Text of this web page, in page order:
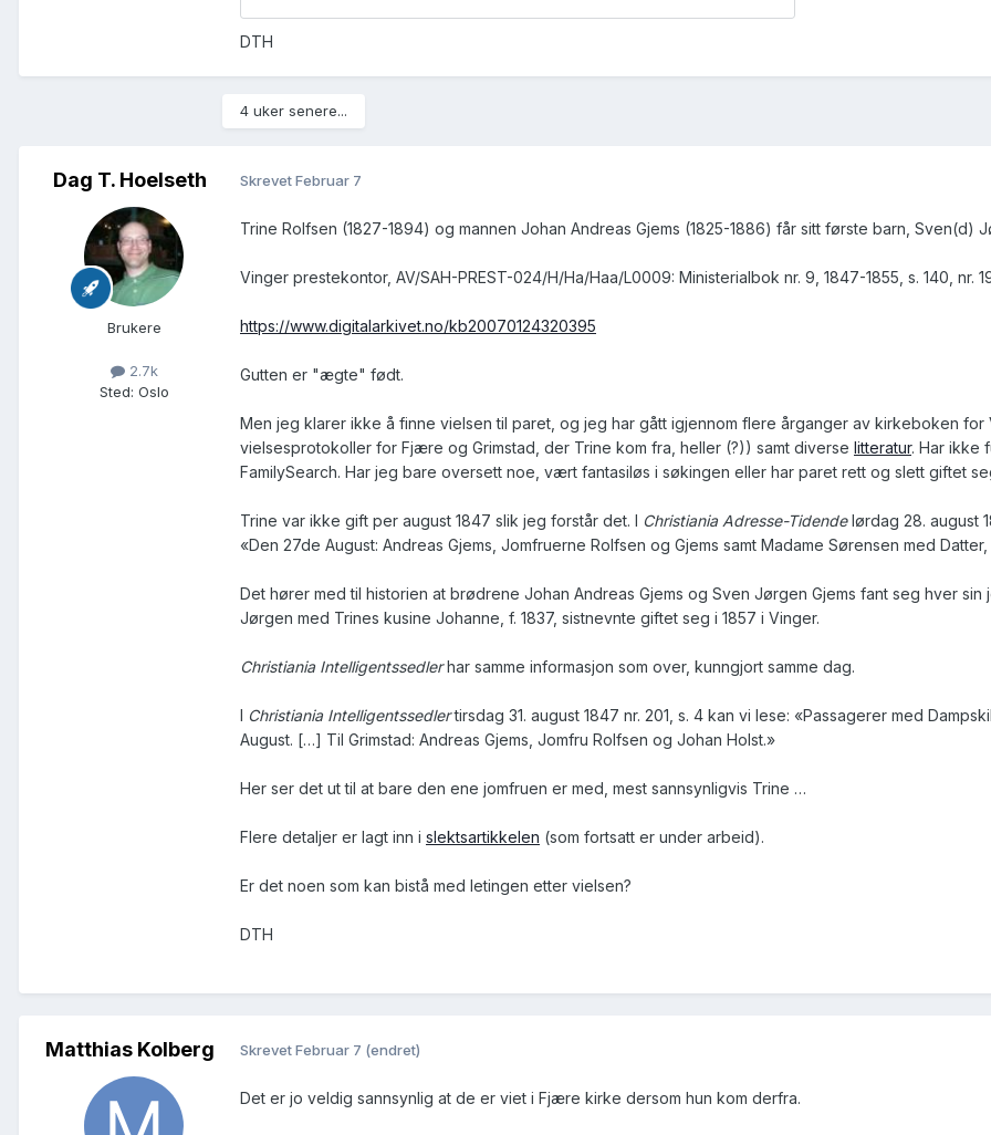
DTH
4 uker senere...
Dag T. Hoelseth
Brukere
2.7k
Sted: Oslo
SkrevetFebruar 7
Trine Rolfsen (1827-1894) og mannen Johan Andreas Gjems (1825-1886) får sitt første barn, Sven(d)
Vinger prestekontor, AV/SAH-PREST-024/H/Ha/Haa/L0009: Ministerialbok nr. 9, 1847-1855, s. 140, nr.
https://www.digitalarkivet.no/kb20070124320395
Gutten er "ægte" født.
Men jeg klarer ikke å finne vielsen til paret, og jeg har gått igjennom flere årganger av kirkeboken
vielsesprotokoller for Fjære og Grimstad, der Trine kom fra, heller (?)) samt diverse litteratur. Har ikke
FamilySearch. Har jeg bare oversett noe, vært fantasiløs i søkingen eller har paret rett og slett giftet
Trine var ikke gift per august 1847 slik jeg forstår det. I Christiania Adresse-Tidendelørdag 28. august
«Den 27de August: Andreas Gjems, Jomfruerne Rolfsen og Gjems samt Madame Sørensen med
Det hører med til historien at brødrene Johan Andreas Gjems og Sven Jørgen Gjems fant seg hver
Jørgen med Trines kusine Johanne, f. 1837, sistnevnte giftet seg i 1857 i Vinger.
Christiania Intelligentssedlerhar samme informasjon som over, kunngjort samme dag.
I Christiania Intelligentssedlertirsdag 31. august 1847 nr. 201, s. 4 kan vi lese: «Passagerer med
August. […] Til Grimstad: Andreas Gjems, Jomfru Rolfsen og Johan Holst.»
Her ser det ut til at bare den ene jomfruen er med, mest sannsynligvis Trine …
Flere detaljer er lagt inn i slektsartikkelen (som fortsatt er under arbeid).
Er det noen som kan bistå med letingen etter vielsen?
DTH
Matthias Kolberg SkrevetFebruar 7 (endret)
Det er jo veldig sannsynlig at de er viet i Fjære kirke dersom hun kom derfra.